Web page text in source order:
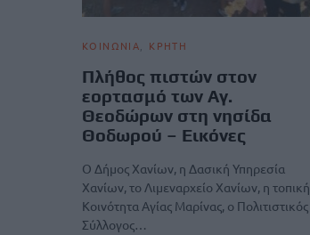
ΚΟΙΝΩΝΙΑ ΚΡΗΤΗ
Πλήθος πιστών στον
εορτασμό των Αγ.
Θεοδώρων στη νησίδα
Θοδωρού – Εικόνες
Ο Δήμος Χανίων, η Δασική Υπηρεσία
Χανίων, το Λιμεναρχείο Χανίων, η τοπική
Κοινότητα Αγίας Μαρίνας, ο Πολιτιστικός
Σύλλογος…